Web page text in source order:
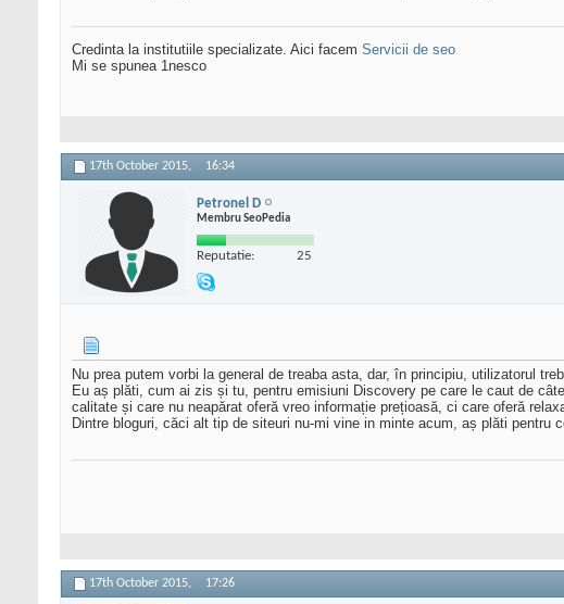
Credinta la institutiile specializate. Aici facem Servicii de seo
Mi se spunea 1nesco
17th October 2015, 16:34
Petronel D
Membru SeoPedia
Reputatie: 25
Nu prea putem vorbi la general de treaba asta, dar, în principiu, utilizatorul
Eu aș plăti, cum ai zis și tu, pentru emisiuni Discovery pe care le caut de
calitate și care nu neapărat oferă vreo informație prețioasă, ci care oferă
Dintre bloguri, căci alt tip de siteuri nu-mi vine in minte acum, aș plăti pentru
17th October 2015, 17:26